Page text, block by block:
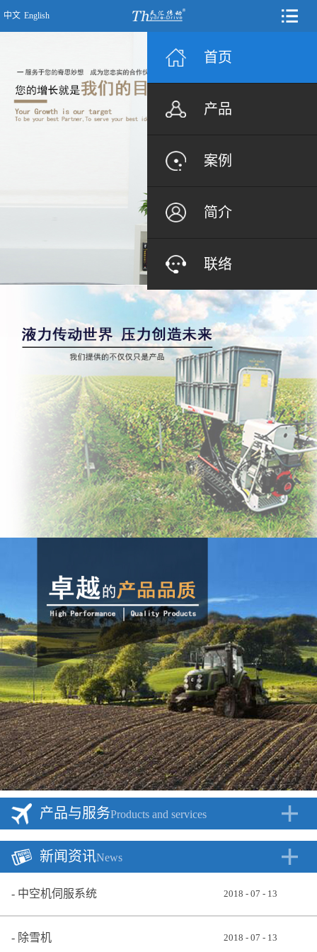
中文 English
首页
产品
案例
简介
联络
产品与服务Products and services
新闻资讯News
中空机伺服系统 2018 - 07 - 13
除雪机 2018 - 07 - 13